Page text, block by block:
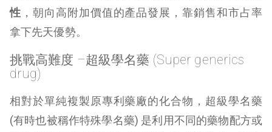
性 ，朝向高附加價值的產品發展，靠銷售和市占率
拿下先天優勢。
挑戰高難度 –超級學名藥 (Super generics
drug)
相對於單純複製原專利藥廠的化合物，超級學名藥
(有時也被稱作特殊學名藥) 是利用不同的藥物配方或